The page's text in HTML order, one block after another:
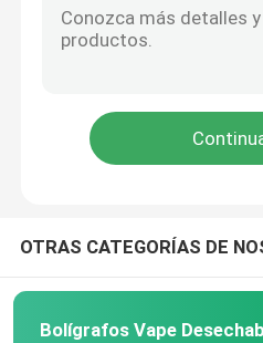
OTRAS CATEGORÍAS DE
Bolígrafos Vape